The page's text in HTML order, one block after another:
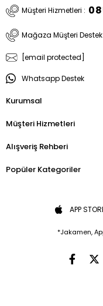
Müşteri Hizmetleri :
Mağaza Müşteri Destek
[email protected]
Whatsapp Destek
Kurumsal
Müşteri Hizmetleri
Alışveriş Rehberi
Popüler Kategoriler
APP
*Jakamen,